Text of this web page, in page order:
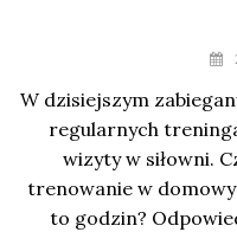
W dzisiejszym
regularnych
wizyty w siłowni.
trenowanie w
to godzin?